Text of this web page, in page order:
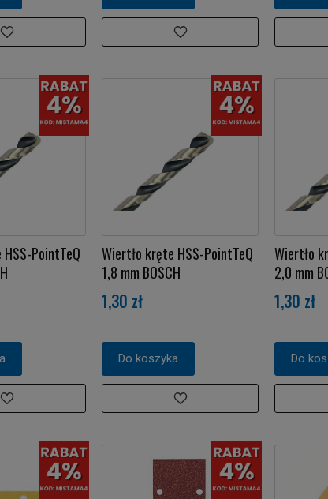
PointTeQ
Wiertło kręte HSS-PointTeQ
1,8 mm BOSCH
1,30 zł
Do koszyka
Wiertło
2,0 mm
1,30 zł
Do